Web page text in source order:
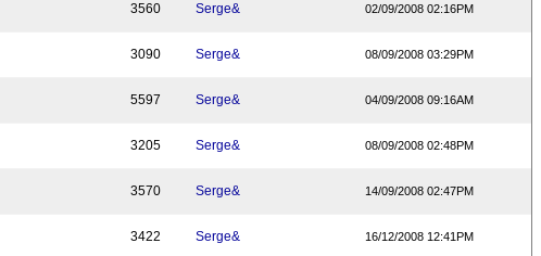
3560 Serge& 02/09/2008 02:16PM
3090 Serge& 08/09/2008 03:29PM
5597 Serge& 04/09/2008 09:16AM
3205 Serge& 08/09/2008 02:48PM
3570 Serge& 14/09/2008 02:47PM
3422 Serge& 16/12/2008 12:41PM